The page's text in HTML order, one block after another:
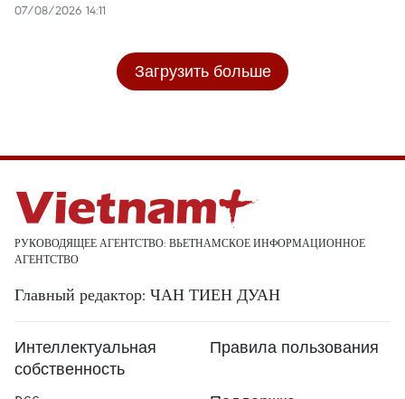
07/08/2026 14:11
Загрузить больше
РУКОВОДЯЩЕЕ АГЕНТСТВО: ВЬЕТНАМСКОЕ ИНФОРМАЦИОННОЕ
АГЕНТСТВО
Главный редактор: ЧАН ТИЕН ДУАН
Интеллектуальная
собственность
Правила пользования